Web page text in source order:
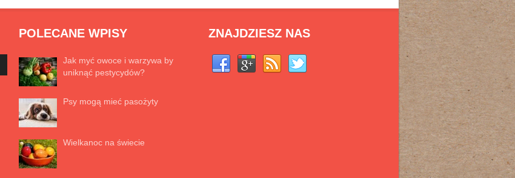
POLECANE WPISY
Jak myć owoce i warzywa by
uniknąć pestycydów?
Psy mogą mieć pasożyty
Wielkanoc na świecie
ZNAJDZIESZ NAS